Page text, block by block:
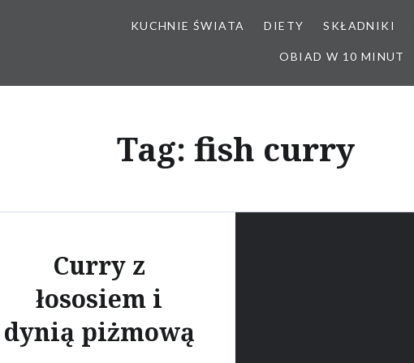
KUCHNIE ŚWIATA DIETY SKŁADNIKI
OBIAD W 10 MINUT
Tag: fish curry
Curry z
łososiem i
dynią piżmową